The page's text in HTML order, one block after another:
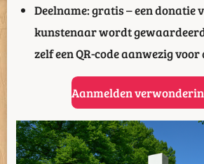
Deelname: gratis – een donatie
kunstenaar wordt
zelf een QR-code aanwezig
Aanmelden